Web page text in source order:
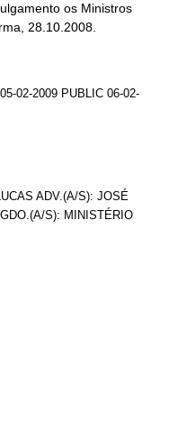
os Ministros
28.10.2008.
02-2009 PUBLIC 06-02-
ADV.(A/S): JOSÉ
S): MINISTÉRIO